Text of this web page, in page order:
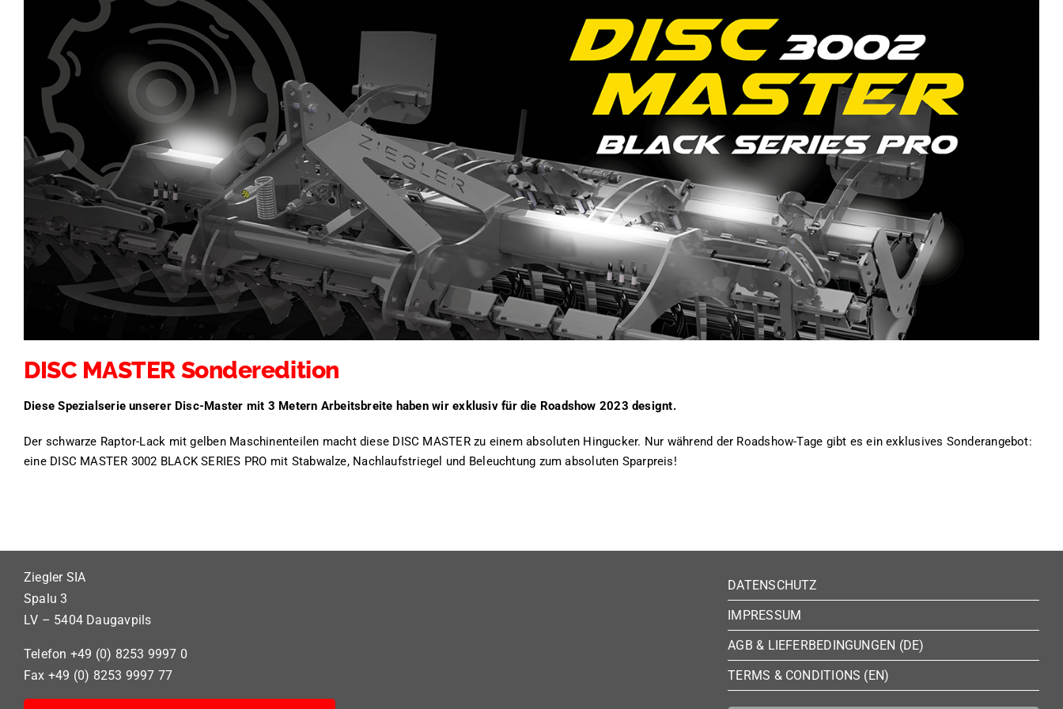
DISC MASTER Sonderedition
Diese Spezialserie unserer Disc-Master mit 3 Metern Arbeitsbreite haben wir exklusiv für die Roadshow 2023 designt.
Der schwarze Raptor-Lack mit gelben Maschinenteilen macht diese DISC MASTER zu einem absoluten Hingucker. Nur während der Roadshow-Tage gibt es ein exklusives Sonderangebot:
eine DISC MASTER 3002 BLACK SERIES PRO mit Stabwalze, Nachlaufstriegel und Beleuchtung zum absoluten Sparpreis!
Ziegler SIA
Spalu 3
LV – 5404 Daugavpils
Telefon +49 (0) 8253 9997 0
Fax +49 (0) 8253 9997 77
DATENSCHUTZ
IMPRESSUM
AGB & LIEFERBEDINGUNGEN (DE)
TERMS & CONDITIONS (EN)